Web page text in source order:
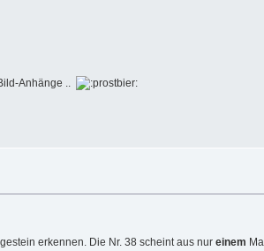
Anhänge ..
erkennen. Die Nr. 38 scheint aus nur einem